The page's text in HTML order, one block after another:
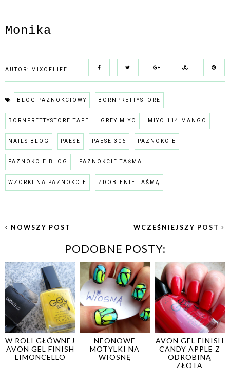
Monika
AUTOR: MIXOFLIFE
BLOG PAZNOKCIOWY BORNPRETTYSTORE
BORNPRETTYSTORE TAPE GREY MIYO MIYO 114 MANGO
NAILS BLOG PAESE PAESE 306 PAZNOKCIE
PAZNOKCIE BLOG PAZNOKCIE TAŚMA
WZORKI NA PAZNOKCIE ZDOBIENIE TAŚMĄ
NOWSZY POST WCZEŚNIEJSZY POST
PODOBNE POSTY:
W ROLI GŁÓWNEJ
AVON GEL FINISH
LIMONCELLO
NEONOWE
MOTYLKI NA
WIOSNĘ
AVON GEL FINISH
CANDY APPLE Z
ODROBINĄ
ZŁOTA